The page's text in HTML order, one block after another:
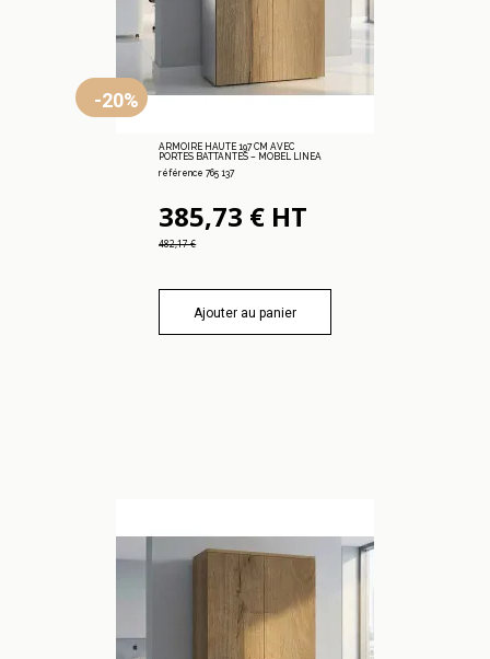
-20%
ARMOIRE HAUTE 197 CM AVEC
PORTES BATTANTES – MOBEL LINEA
référence 765 137
385,73 € HT
482,17 €
Ajouter au panier